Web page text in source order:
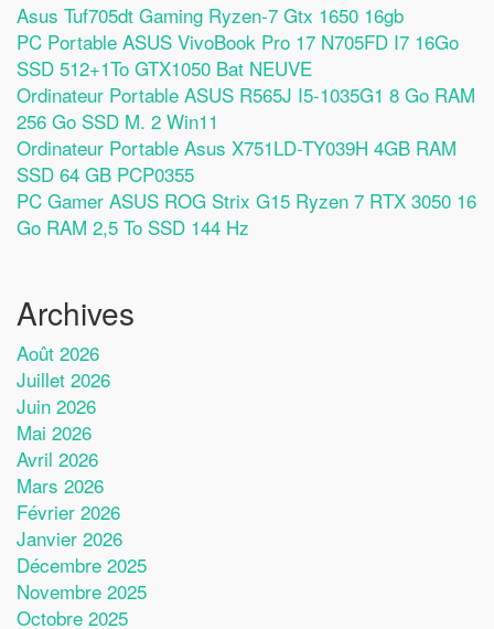
Asus Tuf705dt Gaming Ryzen-7 Gtx 1650 16gb
PC Portable ASUS VivoBook Pro 17 N705FD I7 16Go
SSD 512+1To GTX1050 Bat NEUVE
Ordinateur Portable ASUS R565J I5-1035G1 8 Go RAM
256 Go SSD M. 2 Win11
Ordinateur Portable Asus X751LD-TY039H 4GB RAM
SSD 64 GB PCP0355
PC Gamer ASUS ROG Strix G15 Ryzen 7 RTX 3050 16
Go RAM 2,5 To SSD 144 Hz
Archives
Août 2026
Juillet 2026
Juin 2026
Mai 2026
Avril 2026
Mars 2026
Février 2026
Janvier 2026
Décembre 2025
Novembre 2025
Octobre 2025